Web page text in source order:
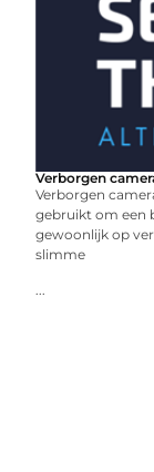
Verborgen
Verborgen
gebruikt om een
gewoonlijk op
slimme
...